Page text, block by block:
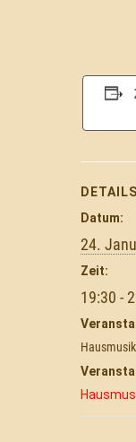
DETAILS
Datum:
24.
Zeit:
19:30 -
Hausmusik